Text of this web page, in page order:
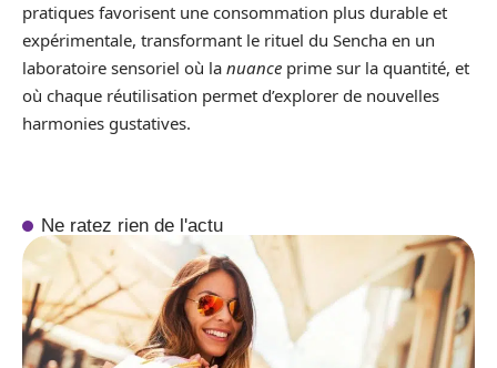
pratiques favorisent une consommation plus durable et
expérimentale, transformant le rituel du Sencha en un
laboratoire sensoriel où la nuance prime sur la quantité, et
où chaque réutilisation permet d’explorer de nouvelles
harmonies gustatives.
Ne ratez rien de l'actu